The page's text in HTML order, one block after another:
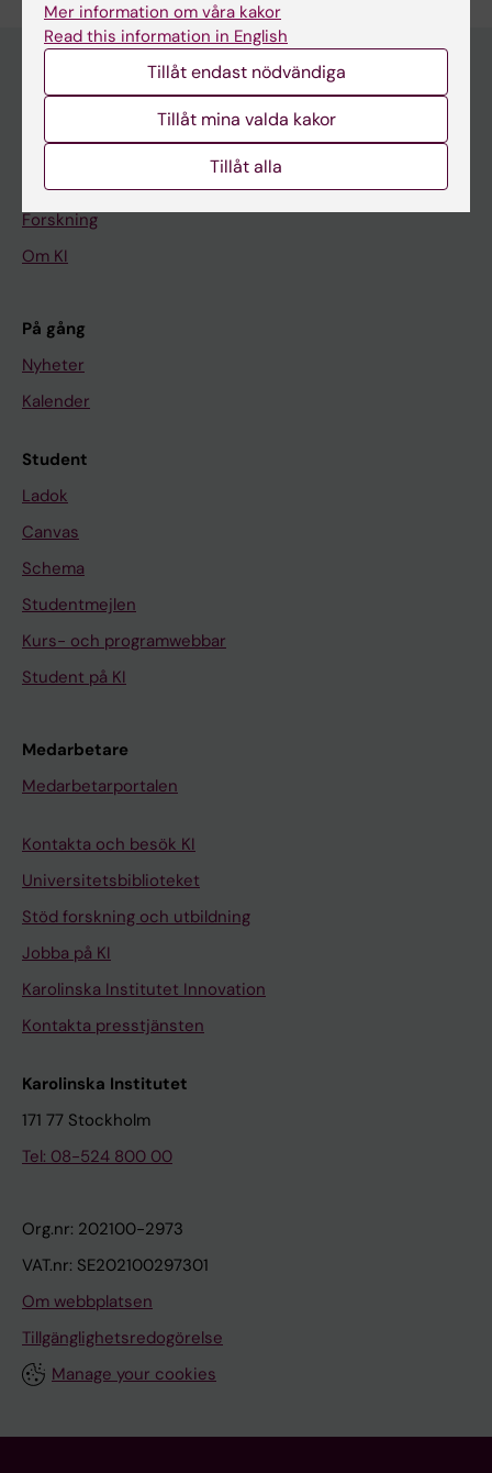
Utbildning
Forskarutbildning
Forskning
Om KI
På gång
Nyheter
Kalender
Student
Ladok
Canvas
Schema
Studentmejlen
Kurs- och programwebbar
Student på KI
Medarbetare
Medarbetarportalen
Kontakta och besök KI
Universitetsbiblioteket
Stöd forskning och utbildning
Jobba på KI
Karolinska Institutet Innovation
Kontakta presstjänsten
Karolinska Institutet
171 77 Stockholm
Tel: 08-524 800 00
Org.nr: 202100-2973
VAT.nr: SE202100297301
Om webbplatsen
Tillgänglighetsredogörelse
Manage your cookies
Mer information om våra kakor
Read this information in English
Tillåt endast nödvändiga
Tillåt mina valda kakor
Tillåt alla